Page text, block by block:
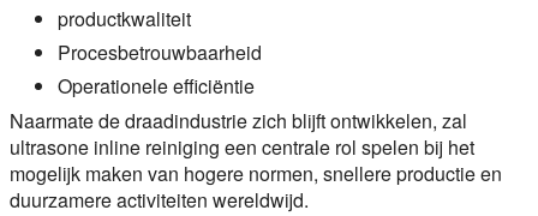
productkwaliteit
Procesbetrouwbaarheid
Operationele efficiëntie
Naarmate de draadindustrie zich blijft ontwikkelen, zal
ultrasone inline reiniging een centrale rol spelen bij het
mogelijk maken van hogere normen, snellere productie en
duurzamere activiteiten wereldwijd.